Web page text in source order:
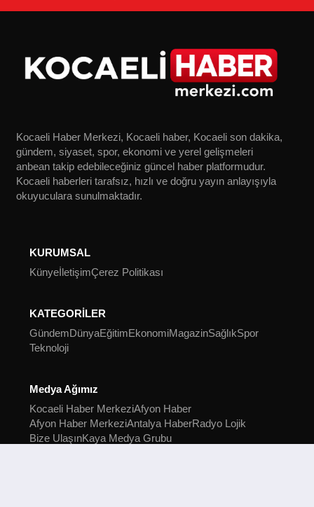
Kocaeli Haber Merkezi, Kocaeli haber, Kocaeli son dakika,
gündem, siyaset, spor, ekonomi ve yerel gelişmeleri
anbean takip edebileceğiniz güncel haber platformudur.
Kocaeli haberleri tarafsız, hızlı ve doğru yayın anlayışıyla
okuyuculara sunulmaktadır.
KURUMSAL
KünyeİletişimÇerez Politikası
KATEGORİLER
GündemDünyaEğitimEkonomiMagazinSağlıkSpor
Teknoloji
Medya Ağımız
Kocaeli Haber MerkeziAfyon Haber
Afyon Haber MerkeziAntalya HaberRadyo Lojik
Bize UlaşınKaya Medya Grubu